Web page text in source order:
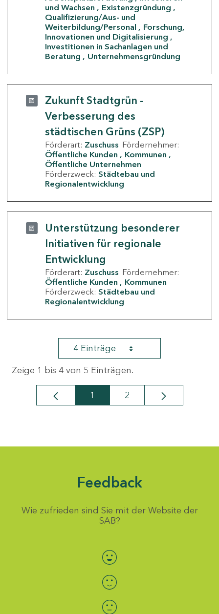
und Wachsen
Existenzgründung
Qualifizierung/Aus- und
Weiterbildung/Personal
Forschung,
Innovationen und Digitalisierung
Investitionen in Sachanlagen und
Beratung
Unternehmensgründung
Zukunft Stadtgrün -
Verbesserung des
städtischen Grüns (ZSP)
Förderart: Zuschuss Fördernehmer:
Öffentliche Kunden
Kommunen
Öffentliche Unternehmen
Förderzweck: Städtebau und
Regionalentwicklung
Unterstützung besonderer
Initiativen für regionale
Entwicklung
Förderart: Zuschuss Fördernehmer:
Öffentliche Kunden
Kommunen
Förderzweck: Städtebau und
Regionalentwicklung
4 Einträge
Zeige 1 bis 4 von 5 Einträgen.
Seite
1 Seite
2
Feedback
Wie zufrieden sind Sie mit der Website der
SAB?
Bewertung auswählen